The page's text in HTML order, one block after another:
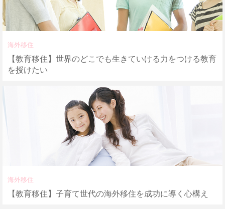
海外移住
【教育移住】世界のどこでも生きていける力をつける教育
を授けたい
海外移住
【教育移住】子育て世代の海外移住を成功に導く心構え